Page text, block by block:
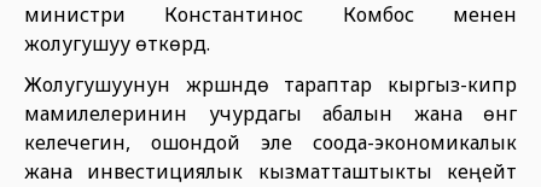
министри Константинос Комбос менен
жолугушуу өткөрдү.
Жолугушуунун жүрүшүндө тараптар кыргыз-кипр
мамилелеринин учурдагы абалын жана өнүгүү
келечегин, ошондой эле соода-экономикалык
жана инвестициялык кызматташтыкты кеңейтүү